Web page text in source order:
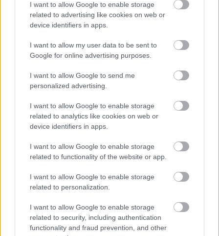
I want to allow Google to enable storage
related to advertising like cookies on web or
device identifiers in apps.
I want to allow my user data to be sent to
Google for online advertising purposes.
I want to allow Google to send me
personalized advertising.
I want to allow Google to enable storage
related to analytics like cookies on web or
device identifiers in apps.
I want to allow Google to enable storage
related to functionality of the website or app.
I want to allow Google to enable storage
related to personalization.
I want to allow Google to enable storage
related to security, including authentication
functionality and fraud prevention, and other
Címkék: stadion korrupció ughy attila fidesz-kdnp
Pestlőrinc
Bástya Milennium
lőrinci sportcsarnok